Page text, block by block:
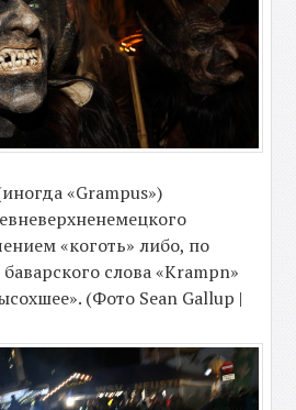
«Grampus»)
«коготь» либо, по
слова «Krampn»
(Фото Sean Gallup |